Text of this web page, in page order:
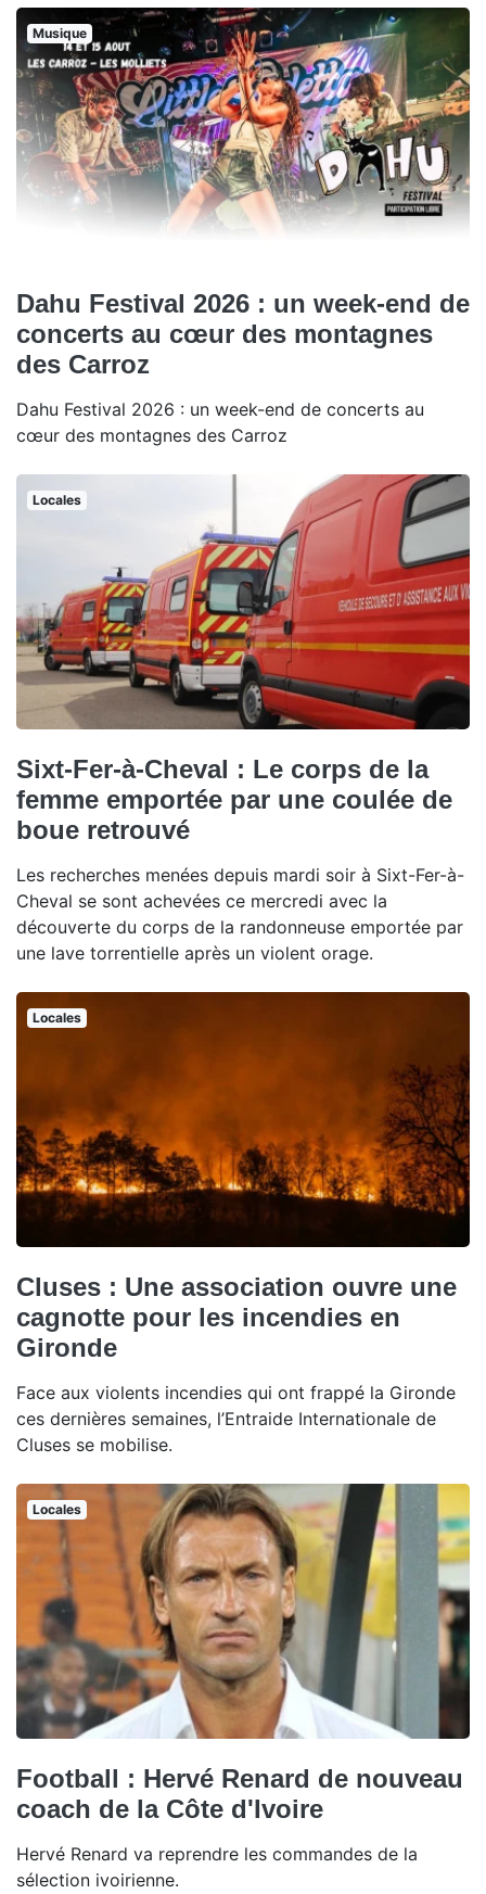
Musique
Dahu Festival 2026 : un week-end de
concerts au cœur des montagnes
des Carroz
Dahu Festival 2026 : un week-end de concerts au
cœur des montagnes des Carroz
Locales
Sixt-Fer-à-Cheval : Le corps de la
femme emportée par une coulée de
boue retrouvé
Les recherches menées depuis mardi soir à Sixt-Fer-à-
Cheval se sont achevées ce mercredi avec la
découverte du corps de la randonneuse emportée par
une lave torrentielle après un violent orage.
Locales
Cluses : Une association ouvre une
cagnotte pour les incendies en
Gironde
Face aux violents incendies qui ont frappé la Gironde
ces dernières semaines, l’Entraide Internationale de
Cluses se mobilise.
Locales
Football : Hervé Renard de nouveau
coach de la Côte d'Ivoire
Hervé Renard va reprendre les commandes de la
sélection ivoirienne.